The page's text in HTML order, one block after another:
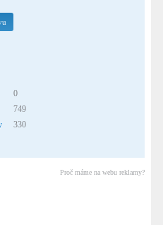
0
749
330
Proč máme na webu reklamy?